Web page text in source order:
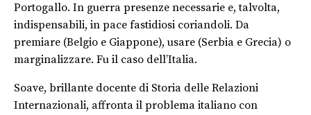
Portogallo. In guerra presenze necessarie e, talvolta,
indispensabili, in pace fastidiosi coriandoli. Da
premiare (Belgio e Giappone), usare (Serbia e Grecia) o
marginalizzare. Fu il caso dell’Italia.
Soave, brillante docente di Storia delle Relazioni
Internazionali, affronta il problema italiano con